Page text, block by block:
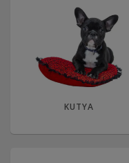
KUTYA